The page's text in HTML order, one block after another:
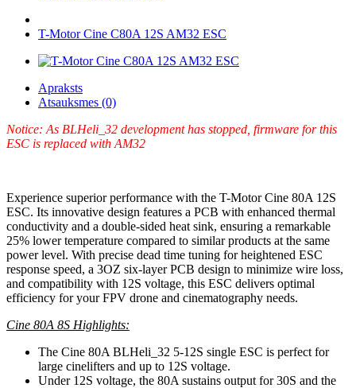
T-Motor Cine C80A 12S AM32 ESC
Apraksts
Atsauksmes (0)
Notice: As BLHeli_32 development has stopped, firmware for this
ESC is replaced with AM32
Experience superior performance with the T-Motor Cine 80A 12S
ESC. Its innovative design features a PCB with enhanced thermal
conductivity and a double-sided heat sink, ensuring a remarkable
25% lower temperature compared to similar products at the same
power level. With precise dead time tuning for heightened ESC
response speed, a 3OZ six-layer PCB design to minimize wire loss,
and compatibility with 12S voltage, this ESC delivers optimal
efficiency for your FPV drone and cinematography needs.
Cine 80A 8S Highlights:
The Cine 80A BLHeli_32 5-12S single ESC is perfect for
large cinelifters and up to 12S voltage.
Under 12S voltage, the 80A sustains output for 30S and the